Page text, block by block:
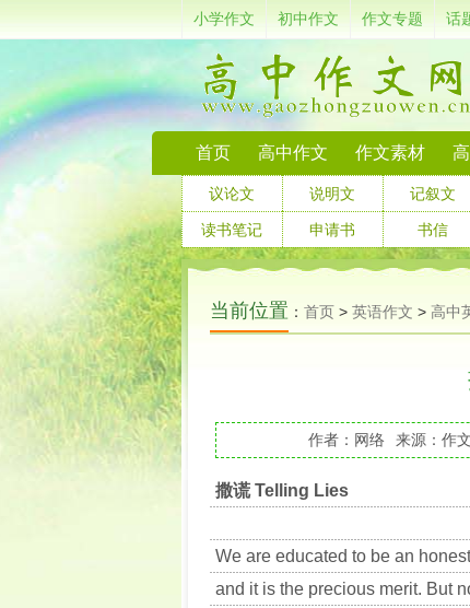
小学作文 初中作文 作文专题 话
首页 高中作文 作文素材
议论文 说明文 记叙文
读书笔记 申请书 书信
当前位置 ： 首页 > 英语作文 > 高中
作者：网络 来源：作
撒谎 Telling Lies
We are educated to be an
and it is the precious merit. But